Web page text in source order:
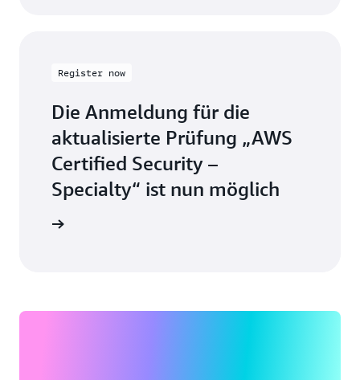
Register now
Die Anmeldung für die
aktualisierte Prüfung „AWS
Certified Security –
Specialty“ ist nun möglich